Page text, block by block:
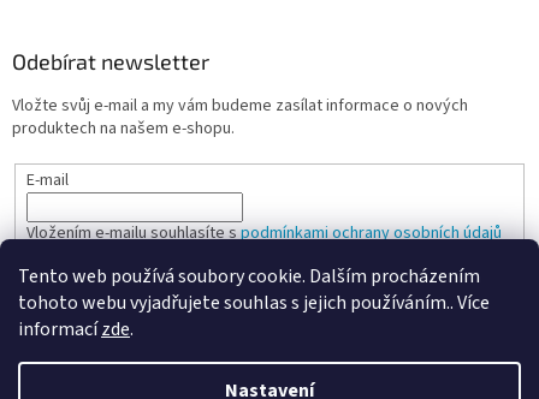
Tento web používá soubory cookie. Dalším procházením
tohoto webu vyjadřujete souhlas s jejich používáním.. Více
informacízde.
Nastavení
Odebírat newsletter
Vložte svůj e-mail a my vám budeme zasílat informace o nových
produktech na našem e-shopu.
E-mail
Vložením e-mailu souhlasíte spodmínkami ochrany osobních údajů
PŘIHLÁSIT SE